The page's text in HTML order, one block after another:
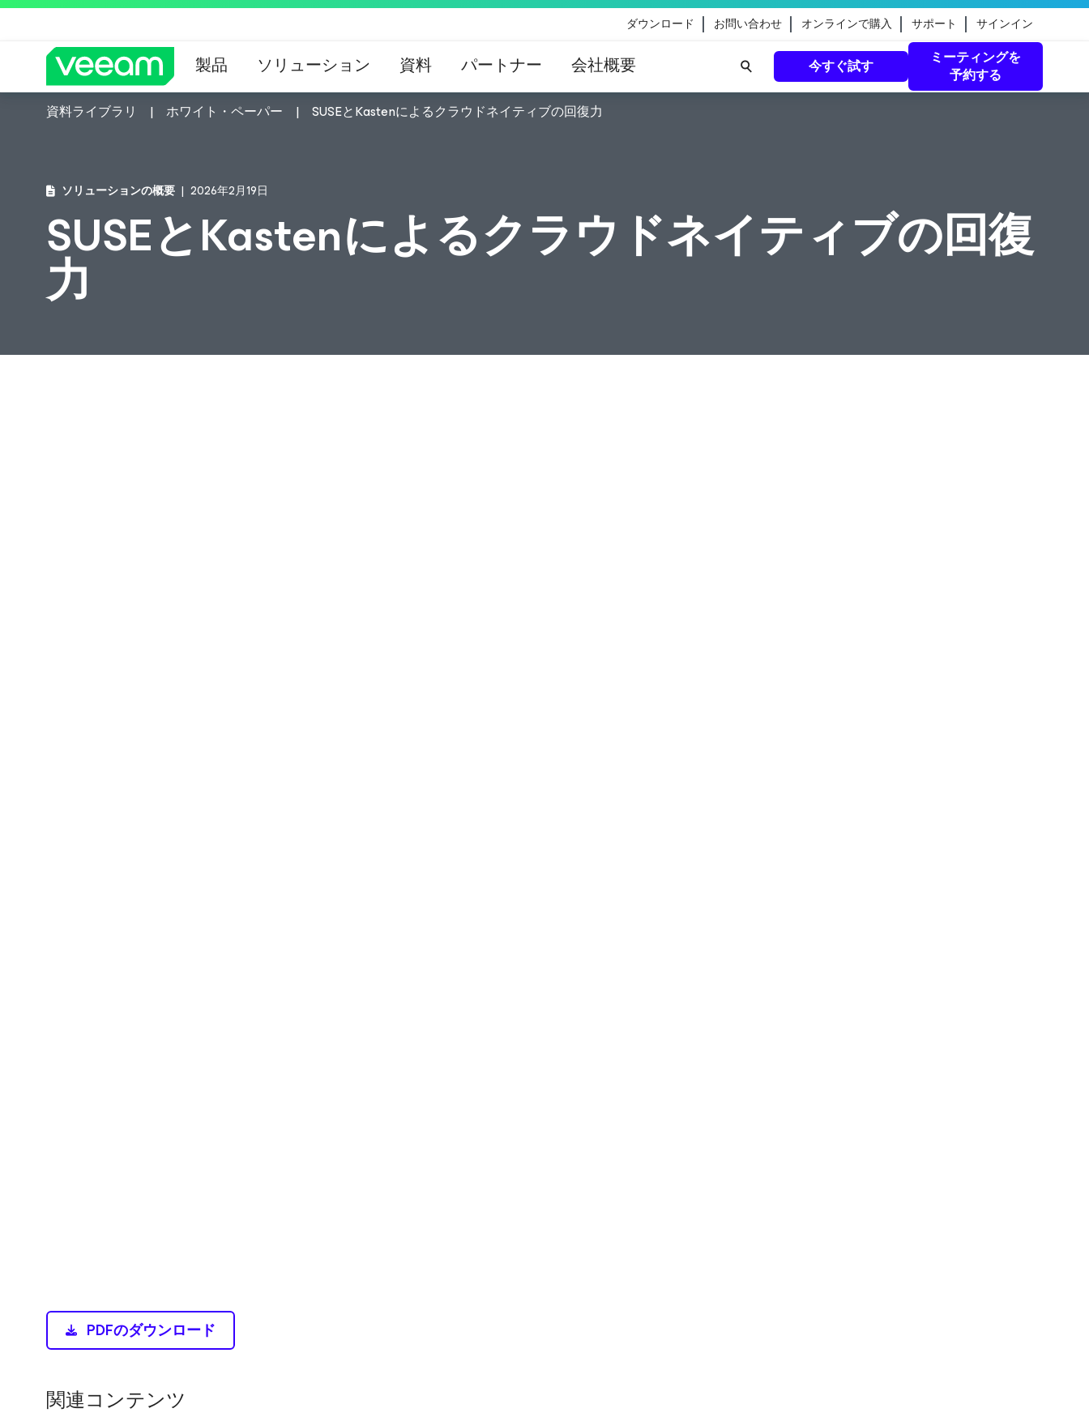
ダウンロード お問い合わせ オンラインで購入 サポート サインイン
製品 ソリューション 資料 パートナー 会社概要 今すぐ試す
ミーティングを
予約する
資料ライブラリ ホワイト・ペーパー SUSEとKastenによるクラウドネイティブの回復力
ソリューションの概要 2026年2月19日
SUSEとKastenによるクラウドネイティブの回復
力
PDFのダウンロード
関連コンテンツ